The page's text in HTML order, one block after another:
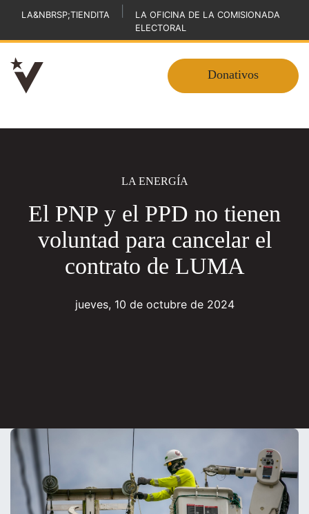
LA&NBRSP;TIENDITA
LA OFICINA DE LA COMISIONADA
ELECTORAL
Donativos
LA ENERGÍA
El PNP y el PPD no tienen
voluntad para cancelar el
contrato de LUMA
jueves, 10 de octubre de 2024